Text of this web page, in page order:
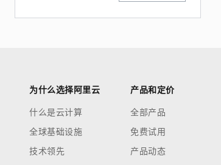
为什么选择阿里云
什么是云计算
全球基础设施
技术领先
产品和定价
全部产品
免费试用
产品动态